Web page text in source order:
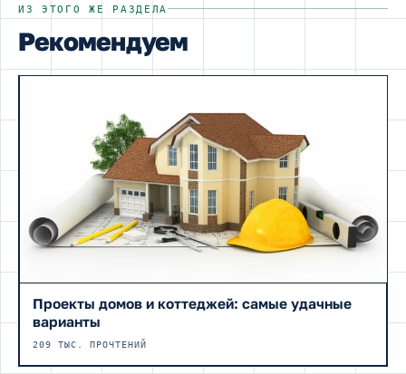
ИЗ ЭТОГО ЖЕ РАЗДЕЛА
Рекомендуем
Проекты домов и коттеджей: самые удачные
варианты
209 ТЫС. ПРОЧТЕНИЙ